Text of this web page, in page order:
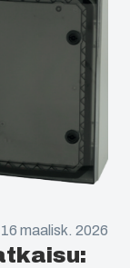
16 maalisk. 2026